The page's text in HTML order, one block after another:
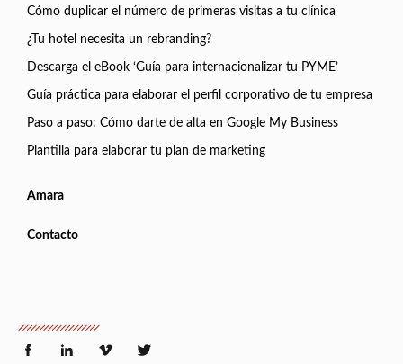
Cómo duplicar el número de primeras visitas a tu clínica
¿Tu hotel necesita un rebranding?
Descarga el eBook ‘Guía para internacionalizar tu PYME’
Guía práctica para elaborar el perfil corporativo de tu empresa
Paso a paso: Cómo darte de alta en Google My Business
Plantilla para elaborar tu plan de marketing
Amara
Contacto